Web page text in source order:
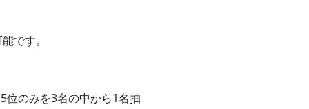
です。
のみを3名の中から1名抽